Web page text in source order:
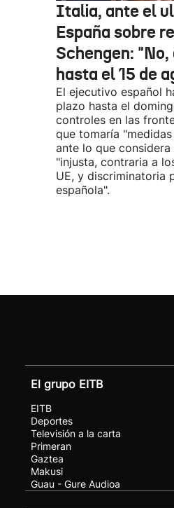
Italia, ante el
España sobre
Schengen:
hasta el 15 de
El ejecutivo español
plazo hasta el
controles en las
que tomaría
ante lo que considera
"injusta, contraria a
UE, y discriminatoria
española".
El grupo EITB
EITB
Deportes
Televisión a la carta
Primeran
Gaztea
Makusi
Guau - Gure Audioa